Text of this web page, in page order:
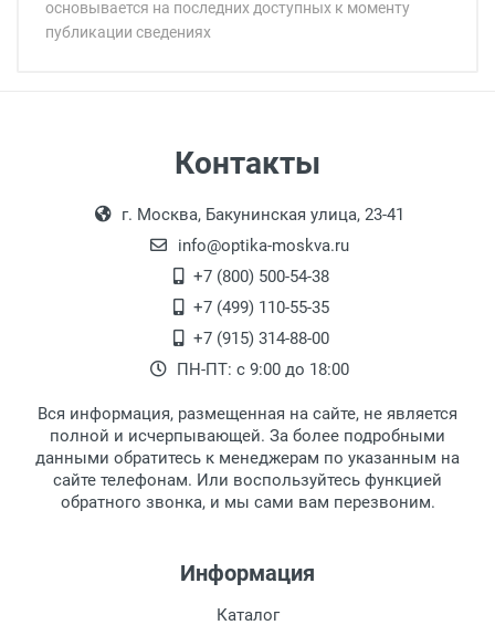
основывается на последних доступных к моменту
публикации сведениях
Самовывоз.
Оплата товара производится
наличными непосредственно на пункте
выдачи товара.
Перечисление средств на расчетный счет.
18:00, по субботам с 11:00 до 15:00, в
офисе по адресу: г. Москва,
Переведеновский переулок 17, корпус 1,
второй этаж, тел. +7 (499) 110-55-35.
После того, как заказ поступает в пункт
выдачи, наш менеджер связывается с
клиентом и оповещает о поступлении
Для получения товара при себе
обязательно иметь паспорт.
Заказ необходимо забрать в течение 3
рабочих дней с момента поступления на
дополнительных расходов за хранение
Контакты
г. Москва, Бакунинская улица, 23-41
info@optika-moskva.ru
+7 (800) 500-54-38
+7 (499) 110-55-35
+7 (915) 314-88-00
ПН-ПТ: с 9:00 до 18:00
Вся информация, размещенная на сайте, не является
полной и исчерпывающей. За более подробными
данными обратитесь к менеджерам по указанным на
сайте телефонам. Или воспользуйтесь функцией
обратного звонка, и мы сами вам перезвоним.
Информация
Каталог